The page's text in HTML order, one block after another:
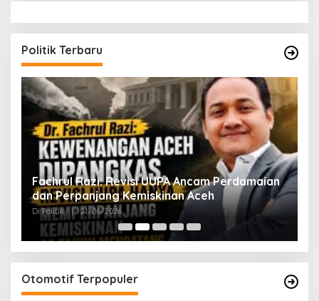
Politik Terbaru
Fachrul Razi: Revisi UUPA Ancam Perdamaian
dan Perpanjang Kemiskinan Aceh
Di Politik 21/06/2026
Otomotif Terpopuler